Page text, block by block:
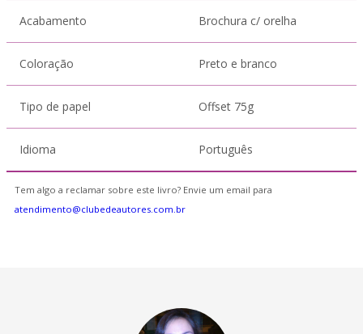
Acabamento Brochura c/ orelha
Coloração Preto e branco
Tipo de papel Offset 75g
Idioma Português
Tem algo a reclamar sobre este livro? Envie um email para
atendimento@clubedeautores.com.br